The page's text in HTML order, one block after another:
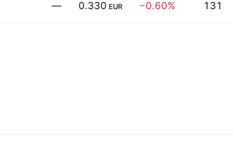
— 0.330 EUR −0.60% 131